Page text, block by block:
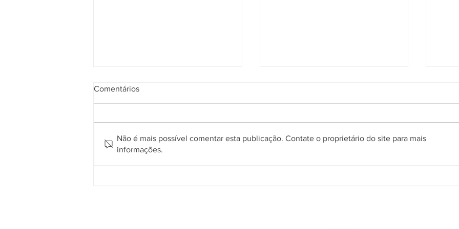
Gramadense vence o Gaúcho
Prefeitura de Gramado abre
Comentários
Não é mais possível comentar esta publicação. Contate o proprietário do site para mais
informações.